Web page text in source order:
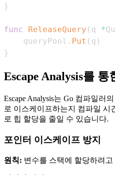
}
func ReleaseQuery ( q *
    queryPool
. Put ( q )
}
Escape Analysis를
Escape Analysis는 Go 컴파일러
로 이스케이프하는지 컴파일 시
로 힙 할당을 줄일 수 있습니다.
포인터 이스케이프 방지
원칙: 변수를 스택에 할당하려